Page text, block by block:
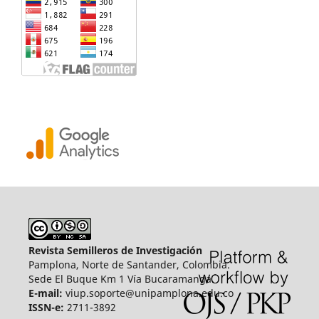
Revista Semilleros de Investigación
Pamplona, Norte de Santander, Colombia.
Sede El Buque Km 1 Vía Bucaramanga.
E-mail: viup.soporte@unipamplona.edu.co
ISSN-e: 2711-3892